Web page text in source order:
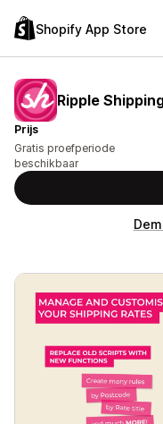
Shopify App Store
Ripple
Prijs
Gratis proefperiode
beschikbaar